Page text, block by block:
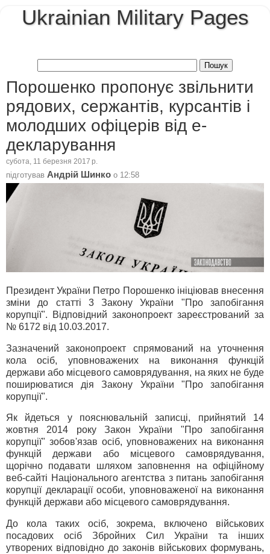
Ukrainian Military Pages
Порошенко пропонує звільнити
рядових, сержантів, курсантів і
молодших офіцерів від е-
декларування
субота, 11 березня 2017 р.
підготував Андрій Шинко о 12:58
Президент України Петро Порошенко ініціював внесення
зміни до статті 3 Закону України "Про запобігання
корупції". Відповідний законопроект зареєстрований за
№ 6172 від 10.03.2017.
Зазначений законопроект спрямований на уточнення
кола осіб, уповноважених на виконання функцій
держави або місцевого самоврядування, на яких не буде
поширюватися дія Закону України "Про запобігання
корупції".
Як йдеться у пояснювальній записці, прийнятий 14
жовтня 2014 року Закон України "Про запобігання
корупції" зобов'язав осіб, уповноважених на виконання
функцій держави або місцевого самоврядування,
щорічно подавати шляхом заповнення на офіційному
веб-сайті Національного агентства з питань запобігання
корупції декларації особи, уповноваженої на виконання
функцій держави або місцевого самоврядування.
До кола таких осіб, зокрема, включено військових
посадових осіб Збройних Сил України та інших
утворених відповідно до законів військових формувань,